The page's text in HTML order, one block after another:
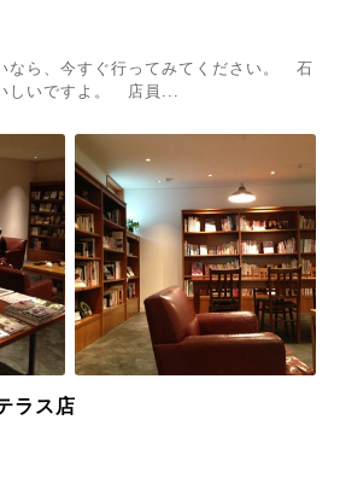
なら、今すぐ行ってみてください。 石
しいですよ。 店員...
ラス店